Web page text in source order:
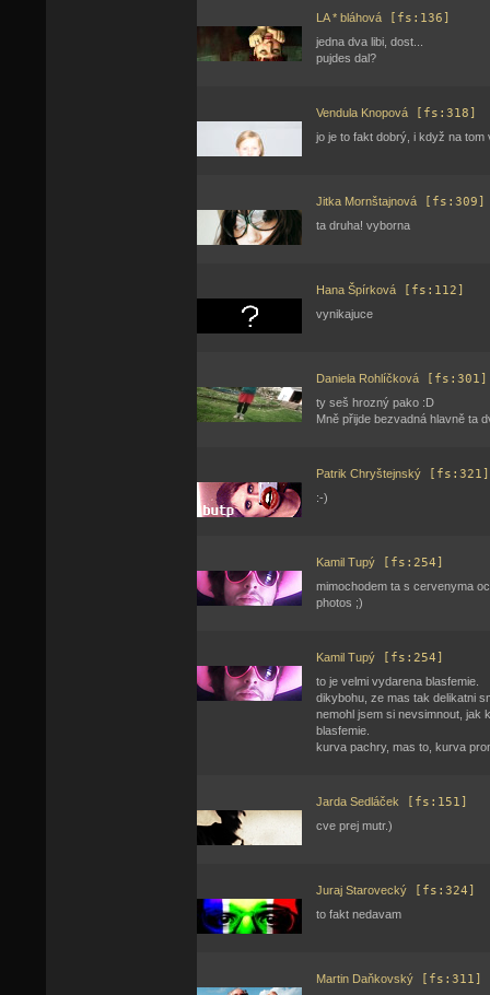
LA * bláhová [fs:136]
jedna dva libi, dost...
pujdes dal?
Vendula Knopová [fs:318]
jo je to fakt dobrý, i když na tom
Jitka Mornštajnová [fs:309]
ta druha! vyborna
Hana Špírková [fs:112]
vynikajuce
Daniela Rohlíčková [fs:301]
ty seš hrozný pako :D
Mně přijde bezvadná hlavně ta
Patrik Chryštejnský [fs:321]
:-)
Kamil Tupý [fs:254]
mimochodem ta s cervenyma
photos ;)
Kamil Tupý [fs:254]
to je velmi vydarena blasfemie.
dikybohu, ze mas tak delikatni
nemohl jsem si nevsimnout, jak
blasfemie.
kurva pachry, mas to, kurva
Jarda Sedláček [fs:151]
cve prej mutr.)
Juraj Starovecký [fs:324]
to fakt nedavam
Martin Daňkovský [fs:311]